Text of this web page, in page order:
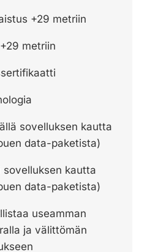
+29 metriin
metriin
sovelluksen kautta
data-paketista)
kautta
data-paketista)
useamman
ja välittömän